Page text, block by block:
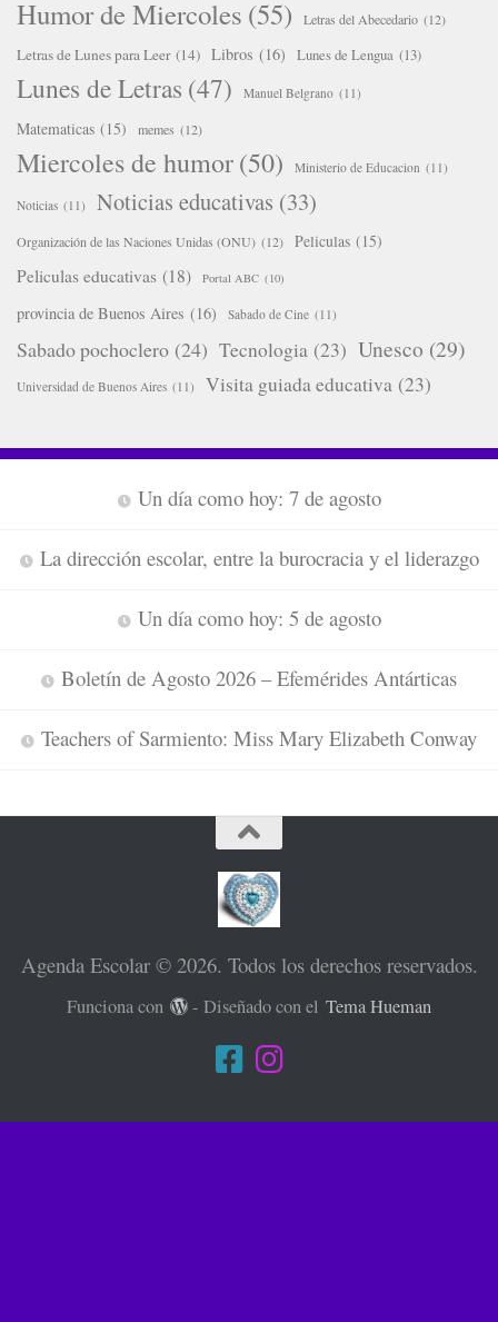
Humor de Miercoles (55) Letras del Abecedario (12)
Letras de Lunes para Leer (14) Libros (16) Lunes de Lengua (13)
Lunes de Letras (47) Manuel Belgrano (11)
Matematicas (15) memes (12)
Miercoles de humor(50) Ministerio de Educacion (11)
Noticias (11) Noticias educativas (33)
Organización de las Naciones Unidas (ONU) (12) Peliculas (15)
Peliculas educativas (18) Portal ABC (10)
provincia de Buenos Aires (16) Sabado de Cine (11)
Sabado pochoclero (24) Tecnologia (23) Unesco (29)
Universidad de Buenos Aires (11) Visita guiada educativa (23)
Un día como hoy: 7 de agosto
La dirección escolar, entre la burocracia y el liderazgo
Un día como hoy: 5 de agosto
Boletín de Agosto 2026 – Efemérides Antárticas
Teachers of Sarmiento: Miss Mary Elizabeth Conway
Agenda Escolar © 2026. Todos los derechos reservados.
Funciona con - Diseñado con elTema Hueman